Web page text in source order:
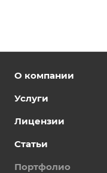
О компании
Услуги
Лицензии
Статьи
Портфолио